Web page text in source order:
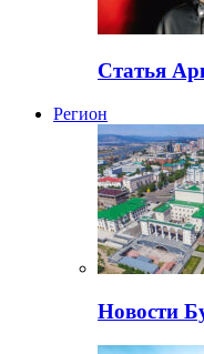
Статья
Регион
Новости